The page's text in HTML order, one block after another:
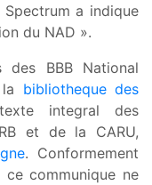
a indique
du NAD ».
des BBB National
bibliotheque des
integral des
et de la CARU,
. Conformement
ce communique ne